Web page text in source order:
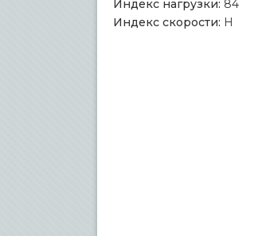
Индекс нагрузки: 84
Индекс скорости: H